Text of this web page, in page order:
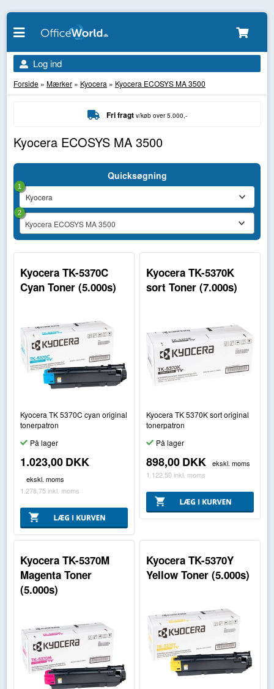
Log ind
Forside» Mærker» Kyocera » Kyocera ECOSYS MA 3500
Fri fragt v/køb over 5.000,-
Kyocera ECOSYS MA 3500
Quicksøgning
1
Kyocera ECOSYS MA 3500
2
Kyocera TK-5370C
Cyan Toner (5.000s)
Kyocera TK 5370C cyan original
tonerpatron
På lager
1.023,00DKK
ekskl. moms
1.278,75 inkl. moms
Kyocera TK-5370K
sort Toner (7.000s)
Kyocera TK 5370K sort original
tonerpatron
På lager
898,00DKK
ekskl. moms
1.122,50 inkl. moms
Kyocera TK-5370M
Magenta Toner
(5.000s)
Kyocera TK-5370Y
Yellow Toner (5.000s)